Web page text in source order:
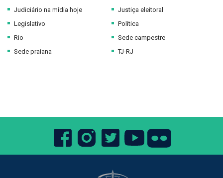
Judiciário na mídia hoje
Legislativo
Rio
Sede praiana
Justiça eleitoral
Política
Sede campestre
TJ-RJ